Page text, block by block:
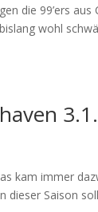
die 99’ers
wohl
kam immer
Saison